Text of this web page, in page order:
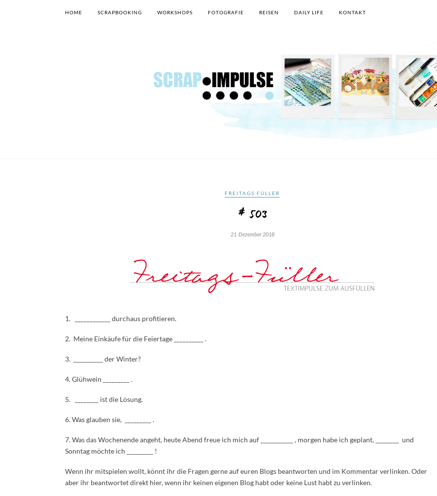
HOME SCRAPBOOKING WORKSHOPS FOTOGRAFIE REISEN DAILY LIFE KONTAKT
FREITAGS FÜLLER
# 503
21. Dezember 2018
1. ____________ durchaus profitieren.
2. Meine Einkäufe für die Feiertage __________ .
3. __________ der Winter?
4. Glühwein _________ .
5. ________ ist die Lösung.
6. Was glauben sie, _________ .
7. Was das Wochenende angeht, heute Abend freue ich mich auf ___________ , morgen habe ich geplant, ________ und
Sonntag möchte ich _________ !
Wenn ihr mitspielen wollt, könnt ihr die Fragen gerne auf euren Blogs beantworten und im Kommentar verlinken. Oder
aber ihr beantwortet direkt hier, wenn ihr keinen eigenen Blog habt oder keine Lust habt zu verlinken.